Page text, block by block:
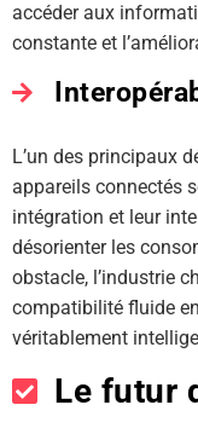
accéder aux
constante et
L’un des principaux
appareils connectés
intégration et leur
désorienter les
obstacle, l’industrie
compatibilité fluide
véritablement
Le futur